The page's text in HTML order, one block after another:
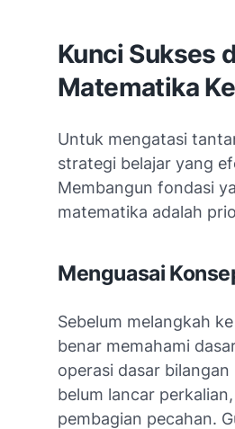
Kunci Sukses
Matematika
Untuk mengatasi
strategi belajar yang
Membangun fondasi
matematika adalah
Menguasai
Sebelum melangkah
benar memahami
operasi dasar
belum lancar
pembagian pecahan.